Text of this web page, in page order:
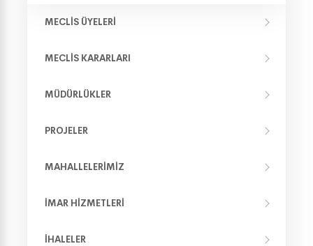
MECLIS ÜYELERI
MECLIS KARARLARI
MÜDÜRLÜKLER
PROJELER
MAHALLELERIMIZ
İMAR HIZMETLERI
İHALELER